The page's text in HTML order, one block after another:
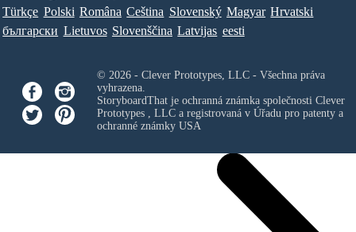
Türkçe Polski Româna Ceština Slovenský Magyar Hrvatski
български Lietuvos Slovenščina Latvijas eesti
© 2026 - Clever Prototypes, LLC - Všechna práva
vyhrazena.
StoryboardThat je ochranná známka společnosti Clever
Prototypes , LLCa registrovaná v Úřadu pro patenty a
ochranné známky USA